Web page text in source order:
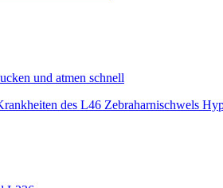
und atmen schnell
des L46 Zebraharnischwels